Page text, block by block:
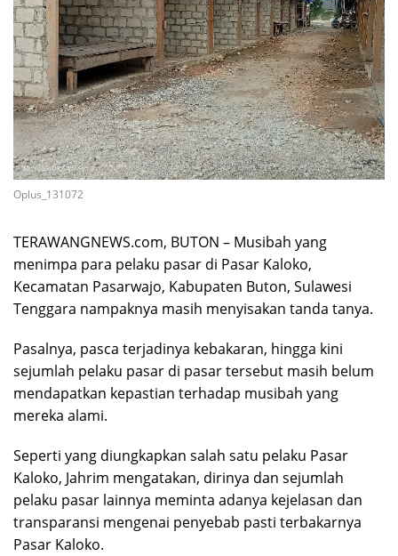
Oplus_131072
TERAWANGNEWS.com, BUTON – Musibah yang
menimpa para pelaku pasar di Pasar Kaloko,
Kecamatan Pasarwajo, Kabupaten Buton, Sulawesi
Tenggara nampaknya masih menyisakan tanda tanya.
Pasalnya, pasca terjadinya kebakaran, hingga kini
sejumlah pelaku pasar di pasar tersebut masih belum
mendapatkan kepastian terhadap musibah yang
mereka alami.
Seperti yang diungkapkan salah satu pelaku Pasar
Kaloko, Jahrim mengatakan, dirinya dan sejumlah
pelaku pasar lainnya meminta adanya kejelasan dan
transparansi mengenai penyebab pasti terbakarnya
Pasar Kaloko.